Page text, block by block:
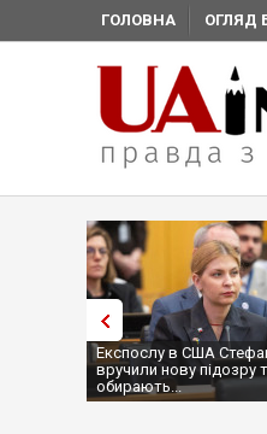
ГОЛОВНА ОГЛЯД
Експослу в США
вручили нову підозру
обирають...